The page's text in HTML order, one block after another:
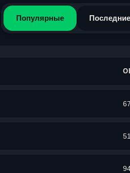
Популярные Последние